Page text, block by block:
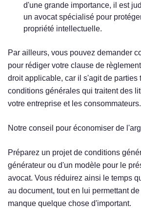
d'une grande importance, il est
un avocat spécialisé pour
propriété intellectuelle.
Par ailleurs, vous pouvez demander
pour rédiger votre clause de
droit applicable, car il s'agit de parties
conditions générales qui traitent des
votre entreprise et les consommateurs.
Notre conseil pour économiser de
Préparez un projet de conditions
générateur ou d'un modèle pour le
avocat. Vous réduirez ainsi le temps
au document, tout en lui permettant
manque quelque chose d'important.